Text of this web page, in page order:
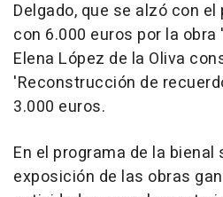
Delgado, que se alzó con
con 6.000 euros por la
Elena López de la Oliva
'Reconstrucción de
3.000 euros.
En el programa de la bienal
exposición de las obras